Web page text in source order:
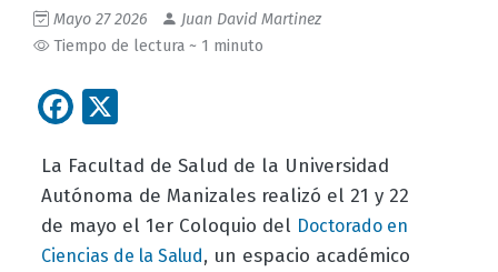
Mayo 27 2026
Juan David Martinez
Tiempo de lectura ~ 1 minuto
Facebook
La Facultad de Salud de la Universidad
Autónoma de Manizales realizó el 21 y 22
de mayo el 1er Coloquio del Doctorado en
Ciencias de la Salud, un espacio académico